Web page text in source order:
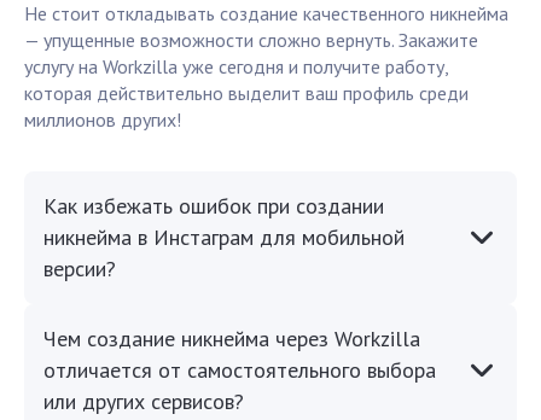
Не стоит откладывать создание качественного никнейма
— упущенные возможности сложно вернуть. Закажите
услугу на Workzilla уже сегодня и получите работу,
которая действительно выделит ваш профиль среди
миллионов других!
Как избежать ошибок при создании
никнейма в Инстаграм для мобильной
версии?
Чем создание никнейма через Workzilla
отличается от самостоятельного выбора
или других сервисов?